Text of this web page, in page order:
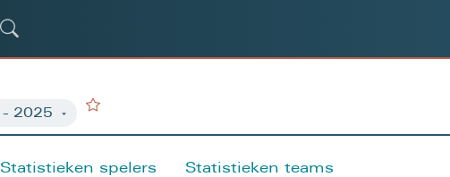
Statistieken spelers Statistieken teams